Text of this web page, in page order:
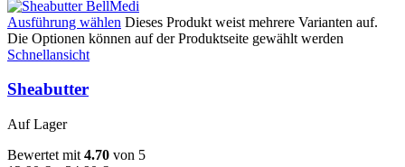
Ausführung wählen Dieses Produkt weist mehrere Varianten auf.
Die Optionen können auf der Produktseite gewählt werden
Schnellansicht
Sheabutter
Auf Lager
Bewertet mit 4.70 von 5